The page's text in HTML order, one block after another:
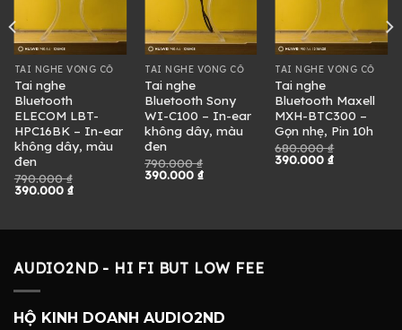
TAI NGHE VÒNG CỔ
Tai nghe
Bluetooth
ELECOM LBT-
HPC16BK – In-ear
không dây, màu
đen
790.000₫
Giá
390.000 ₫Giá
TAI NGHE VÒNG CỔ
Tai nghe
Bluetooth Sony
WI-C100 – In-ear
không dây, màu
đen
790.000₫
Giá
390.000₫Giá
TAI NGHE VÒNG CỔ
Tai nghe
Bluetooth Maxell
MXH-BTC300 –
Gọn nhẹ, Pin 10h
680.000₫
Giá
390.000₫Giá
AUDIO2ND - HI FI BUT LOW FEE
HỘ KINH DOANH AUDIO2ND